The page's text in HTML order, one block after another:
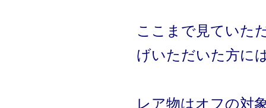
ここまで見ていた
げいただいた方に
レア物はオフの対